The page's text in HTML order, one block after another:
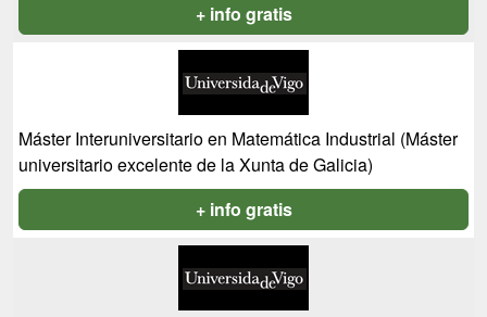
+ info gratis
Máster Interuniversitario en Matemática Industrial (Máster
universitario excelente de la Xunta de Galicia)
+ info gratis